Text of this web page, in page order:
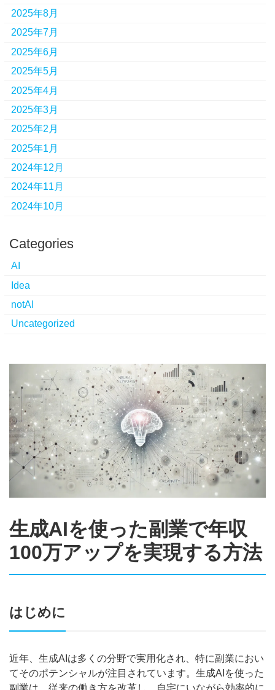
2025年8月
2025年7月
2025年6月
2025年5月
2025年4月
2025年3月
2025年2月
2025年1月
2024年12月
2024年11月
2024年10月
Categories
AI
Idea
notAI
Uncategorized
生成AIを使った副業で年収
100万アップを実現する方法
はじめに
近年、生成AIは多くの分野で実用化され、特に副業におい
てそのポテンシャルが注目されています。生成AIを使った